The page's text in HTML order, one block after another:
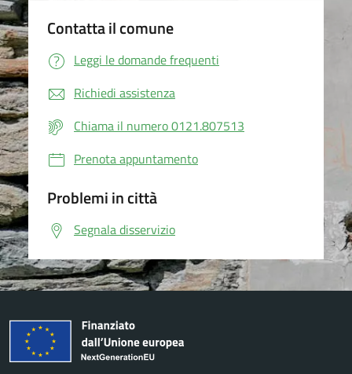
Contatta il comune
Leggi le domande frequenti
Richiedi assistenza
Chiama il numero 0121.807513
Prenota appuntamento
Problemi in città
Segnala disservizio